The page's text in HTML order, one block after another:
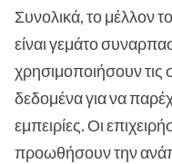
Συνολικά, το μέλλον
είναι γεμάτο
χρησιμοποιήσουν τις
δεδομένα για να
εμπειρίες. Οι
προωθήσουν την